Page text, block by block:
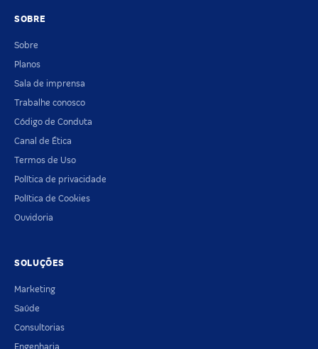
SOBRE
Sobre
Planos
Sala de imprensa
Trabalhe conosco
Código de Conduta
Canal de Ética
Termos de Uso
Política de privacidade
Política de Cookies
Ouvidoria
SOLUÇÕES
Marketing
Saúde
Consultorias